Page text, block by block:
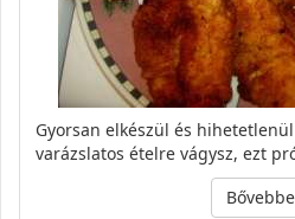
Gyorsan elkészül és
varázslatos ételre vágysz, ezt